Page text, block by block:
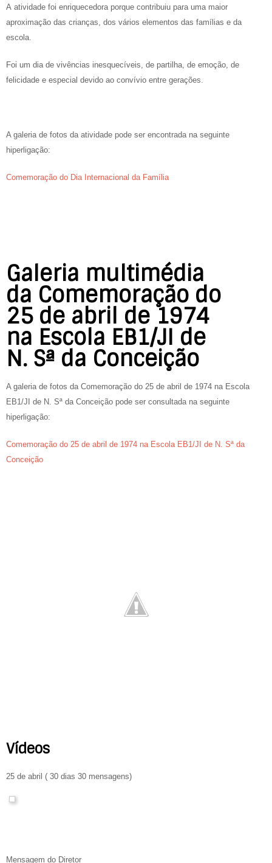
A atividade foi enriquecedora porque contribuiu para uma maior
aproximação das crianças, dos vários elementos das famílias e da
escola.
Foi um dia de vivências inesquecíveis, de partilha, de emoção, de
felicidade e especial devido ao convívio entre gerações.
A galeria de fotos da atividade pode ser encontrada na seguinte
hiperligação:
Comemoração do Dia Internacional da Família
Galeria multimédia
da Comemoração do
25 de abril de 1974
na Escola EB1/JI de
N. Sª da Conceição
A galeria de fotos da Comemoração do 25 de abril de 1974 na Escola
EB1/JI de N. Sª da Conceição pode ser consultada na seguinte
hiperligação:
Comemoração do 25 de abril de 1974 na Escola EB1/JI de N. Sª da
Conceição
Vídeos
25 de abril ( 30 dias 30 mensagens)
Mensagem do Diretor